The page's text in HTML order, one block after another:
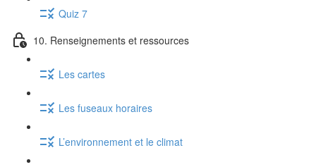
Quiz 7
10. Renseignements et ressources
Les cartes
Les fuseaux horaires
L’environnement et le climat